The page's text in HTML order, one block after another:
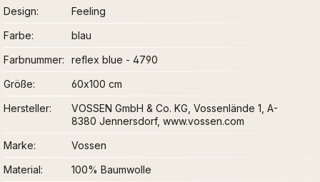
Design
Feeling
Farbe
blau
Farbnummer
reflex blue - 4790
Größe
60x100 cm
Hersteller
VOSSEN GmbH & Co. KG, Vossenlände 1, A-
8380 Jennersdorf, www.vossen.com
Marke
Vossen
Material
100% Baumwolle